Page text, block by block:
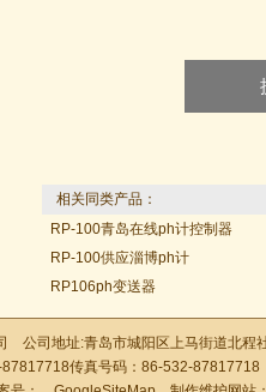
相关同类产品：
RP-100青岛在线ph计控制器
RP-100供应淄博ph计
RP106ph变送器
公司地址:青岛市城阳区上马街道北
传真号码：86-532-